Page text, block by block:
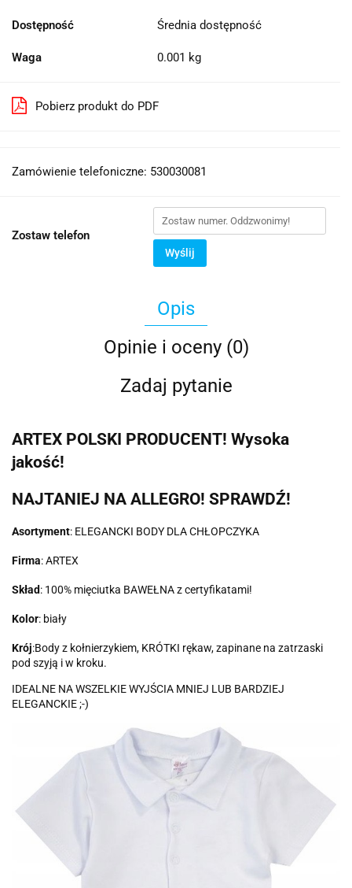
Dostępność Średnia dostępność
Waga 0.001 kg
Pobierz produkt do PDF
Zamówienie telefoniczne: 530030081
Zostaw telefon
Wyślij
Opis
Opinie i oceny (0)
Zadaj pytanie
ARTEX POLSKI PRODUCENT! Wysoka
jakość!
NAJTANIEJ NA ALLEGRO! SPRAWDŹ!
Asortyment: ELEGANCKI BODY DLA CHŁOPCZYKA
Firma: ARTEX
Skład: 100% mięciutka BAWEŁNA z certyfikatami!
Kolor: biały
Krój:Body z kołnierzykiem, KRÓTKI rękaw, zapinane na zatrzaski
pod szyją i w kroku.
IDEALNE NA WSZELKIE WYJŚCIA MNIEJ LUB BARDZIEJ
ELEGANCKIE ;-)